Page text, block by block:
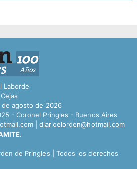
Laborde
de agosto de 2026
- Coronel Pringles - Buenos Aires
diarioelorden@hotmail.com
de Pringles | Todos los derechos